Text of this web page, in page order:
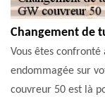
Changement de
Vous êtes
endommagée sur
couvreur 50 est là